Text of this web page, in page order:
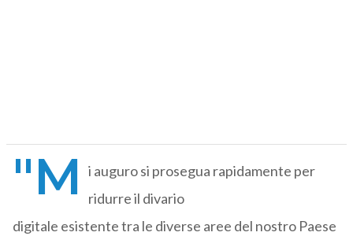
"M
i auguro si prosegua rapidamente per
ridurre il divario
digitale esistente tra le diverse aree del nostro Paese